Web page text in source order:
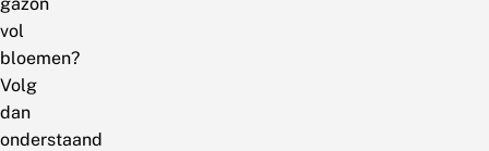
vol
bloemen?
Volg
dan
onderstaand